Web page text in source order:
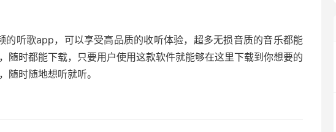
的听歌app，可以享受高品质的收听体验，超多无损音质的音乐都能
随时都能下载，只要用户使用这款软件就能够在这里下载到你想要的
随时随地想听就听。